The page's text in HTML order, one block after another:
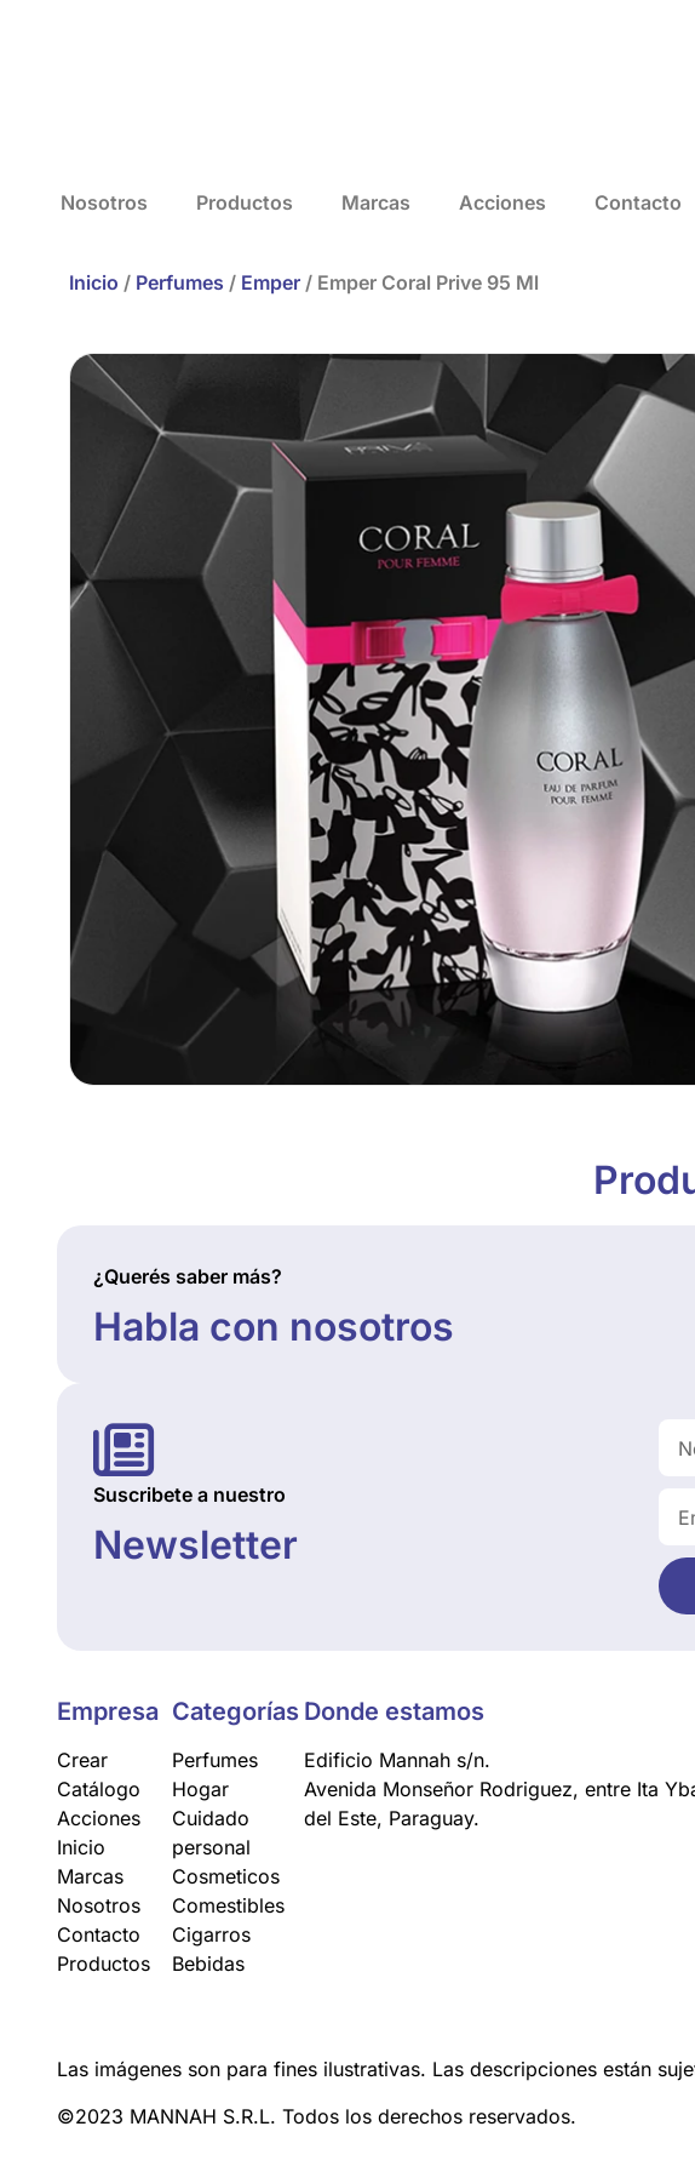
Nosotros Productos Marcas Acciones Contacto
Inicio / Perfumes / Emper / Emper Coral Prive 95 Ml
¿Querés saber más?
Habla con nosotros
Suscribete a nuestro
Newsletter
Empresa
Crear
Catálogo
Acciones
Inicio
Marcas
Nosotros
Contacto
Productos
Categorías
Perfumes
Hogar
Cuidado
personal
Cosmeticos
Comestibles
Cigarros
Bebidas
Donde estamos
Edificio Mannah s/n.
Avenida Monseñor Rodriguez, entre Ita
del Este, Paraguay.
Las imágenes son para fines ilustrativas. Las descripciones están
©2023 MANNAH S.R.L. Todos los derechos reservados.